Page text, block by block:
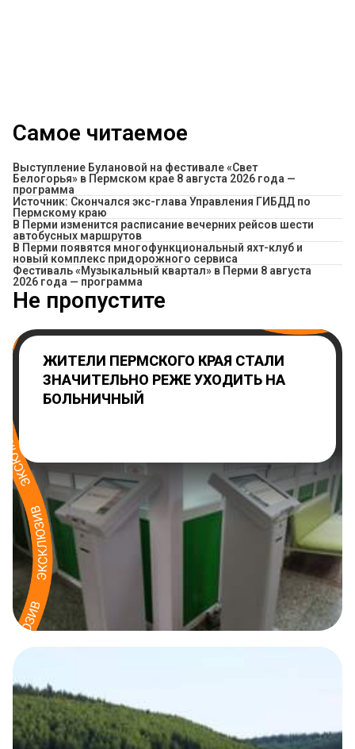
Самое читаемое
Выступление Булановой на фестивале «Свет
Белогорья» в Пермском крае 8 августа 2026 года —
программа
Источник: Скончался экс-глава Управления ГИБДД по
Пермскому краю
​В Перми изменится расписание вечерних рейсов шести
автобусных маршрутов
В Перми появятся многофункциональный яхт-клуб и
новый комплекс придорожного сервиса
Фестиваль «Музыкальный квартал» в Перми 8 августа
2026 года — программа
Не пропустите
ЖИТЕЛИ ПЕРМСКОГО КРАЯ СТАЛИ
ЗНАЧИТЕЛЬНО РЕЖЕ УХОДИТЬ НА
БОЛЬНИЧНЫЙ